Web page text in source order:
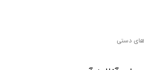
دستی